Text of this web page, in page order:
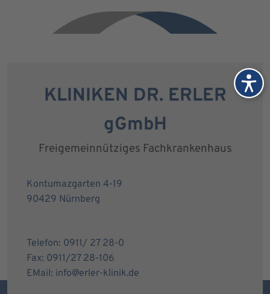
KLINIKEN DR. ERLER
gGmbH
Freigemeinnütziges Fachkrankenhaus
Kontumazgarten 4-19
90429 Nürnberg
Telefon: 0911/ 27 28-0
Fax: 0911/27 28-106
EMail: info@erler-klinik.de